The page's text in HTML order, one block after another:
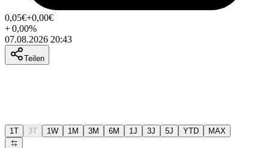
0,05€+0,00€
+0,00%
07.08.2026 20:43
Teilen
1T 3T 1W 1M 3M 6M 1J 3J 5J YTD MAX